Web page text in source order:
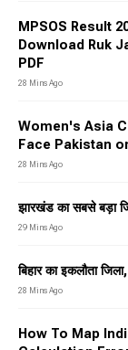
MPSOS Result
Download Ruk
PDF
28 Mins Ago
Women's Asia
Face Pakistan
28 Mins Ago
झारखंड का सबसे बड़ा
29 Mins Ago
बिहार का इकलौता
28 Mins Ago
How To Map